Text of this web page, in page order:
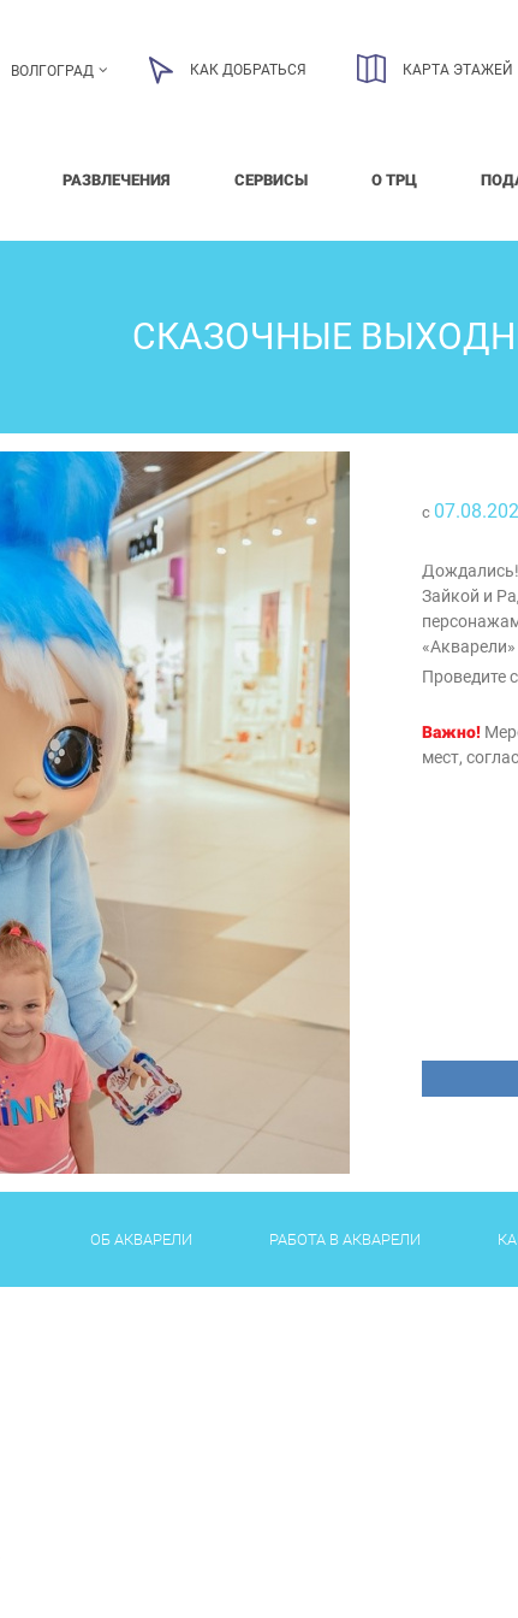
ВОЛГОГРАД КАК ДОБРАТЬСЯ КАРТА ЭТАЖЕЙ
РАЗВЛЕЧЕНИЯ СЕРВИСЫ О ТРЦ
СКАЗОЧНЫЕ
с
Зайкой и
«Акварели»
Проведите
Важно!
мест,
ОБ АКВАРЕЛИ РАБОТА В АКВАРЕЛИ